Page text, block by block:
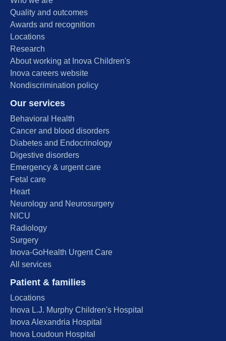
Quality and outcomes
Awards and recognition
Locations
Research
About working at Inova Children's
Inova careers website
Nondiscrimination policy
Our services
Behavioral Health
Cancer and blood disorders
Diabetes and Endocrinology
Digestive disorders
Emergency & urgent care
Fetal care
Heart
Neurology and Neurosurgery
NICU
Radiology
Surgery
Inova-GoHealth Urgent Care
All services
Patient & families
Locations
Inova L.J. Murphy Children's Hospital
Inova Alexandria Hospital
Inova Loudoun Hospital